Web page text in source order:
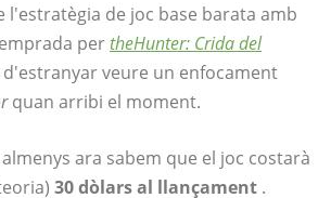
l'estratègia de joc base barata amb
pertheHunter: Crida del
d'estranyar veure un enfocament
quan arribi el moment.
ara sabem que el joc costarà
30 dòlars al llançament .